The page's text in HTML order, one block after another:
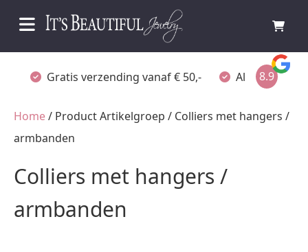
Gratis verzending vanaf € 50,- Altijd verpakt
8.9
Home/ Product Artikelgroep / Colliers met hangers /
armbanden
Colliers met hangers /
armbanden